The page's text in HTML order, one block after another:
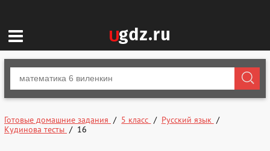
Готовые домашние задания 5 класс
Русский язык
Кудинова тесты
16